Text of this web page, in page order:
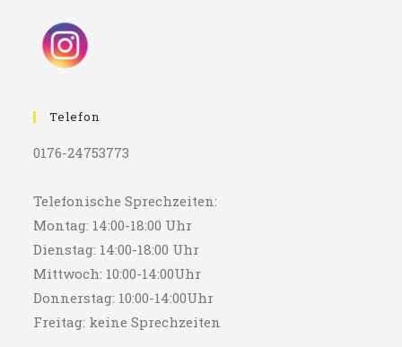
Telefon
0176-24753773
Telefonische Sprechzeiten:
Montag: 14:00-18:00 Uhr
Dienstag: 14:00-18:00 Uhr
Mittwoch: 10:00-14:00Uhr
Donnerstag: 10:00-14:00Uhr
Freitag: keine Sprechzeiten